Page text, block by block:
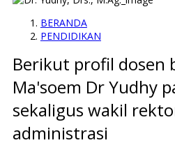
BERANDA
PENDIDIKAN
Berikut profil dosen
Ma'soem Dr Yudhy
sekaligus wakil
administrasi